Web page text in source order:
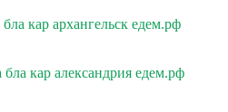
кар архангельск едем.рф
бла кар александрия едем.рф